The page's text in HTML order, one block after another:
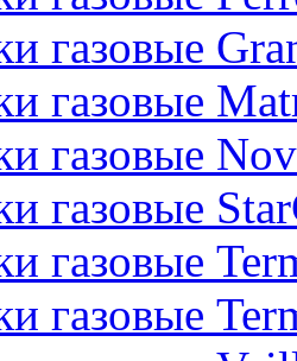
газовые
газовые
газовые
газовые
газовые
газовые